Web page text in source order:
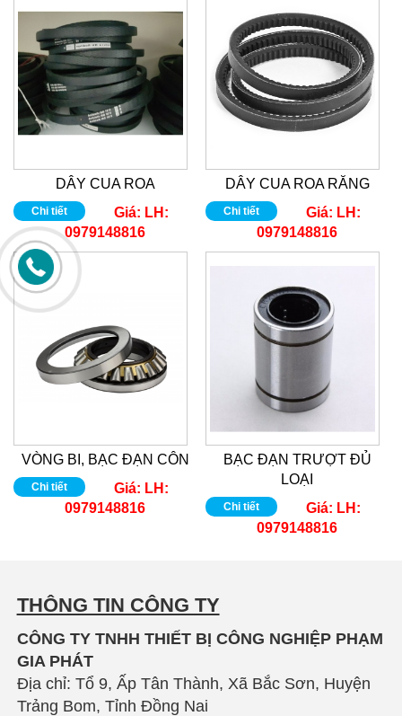
DÂY CUA ROA
Chi tiết Giá: LH:
0979148816
DÂY CUA ROA RĂNG
Chi tiết Giá: LH:
0979148816
VÒNG BI, BẠC ĐẠN CÔN
Chi tiết Giá: LH:
0979148816
BẠC ĐẠN TRƯỢT ĐỦ
LOẠI
Chi tiết Giá: LH:
0979148816
THÔNG TIN CÔNG TY
CÔNG TY TNHH THIẾT BỊ CÔNG NGHIỆP PHẠM
GIA PHÁT
Địa chỉ: Tổ 9, Ấp Tân Thành, Xã Bắc Sơn, Huyện
Trảng Bom, Tỉnh Đồng Nai